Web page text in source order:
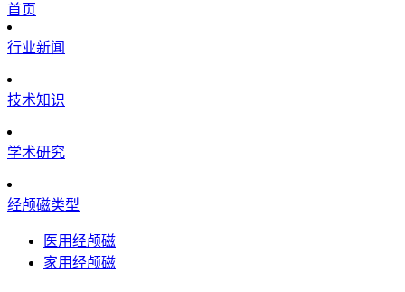
首页
行业新闻
技术知识
学术研究
经颅磁类型
医用经颅磁
家用经颅磁